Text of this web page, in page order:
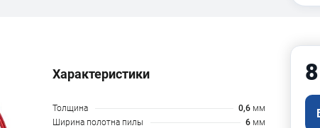
Характеристики
Толщина 0,6 мм
Ширина полотна пилы
6 мм